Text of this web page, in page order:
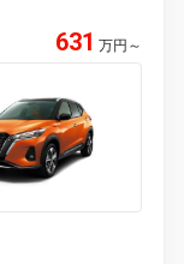
631 万円 ～